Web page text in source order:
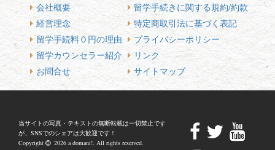
会社概要
経営理念
留学手続料０円の理由
留学カウンセラー紹介
お問合せ
留学手続きに関する規約/約款
特定商取引法に基づく表記
プライバシーポリシー
リンク
サイトマップ
当サイトの写真・テキストの無断転載は一切禁止です
が、SNSでのシェアは大歓迎です！
Copyright
2026 a domani!. All rights reserved.